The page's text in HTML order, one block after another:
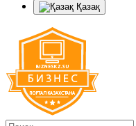
Қазақ